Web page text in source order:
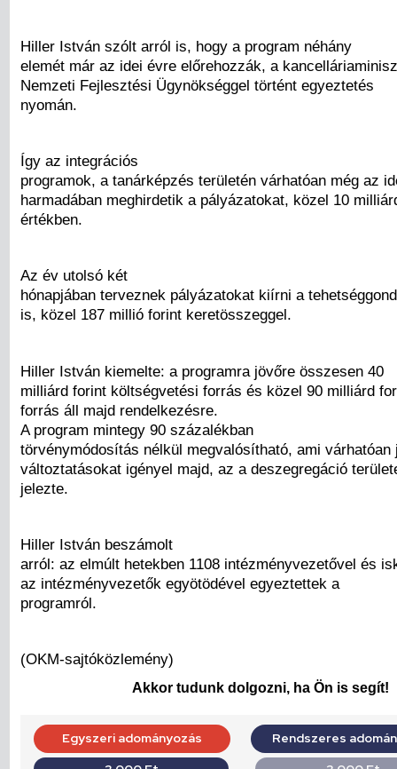
Hiller István szólt arról is, hogy a program néhány
elemét már az idei évre előrehozzák, a
Nemzeti Fejlesztési Ügynökséggel történt egyeztetés
nyomán.
Így az integrációs
programok, a tanárképzés területén várhatóan még az
harmadában meghirdetik a pályázatokat, közel 10
értékben.
Az év utolsó két
hónapjában terveznek pályázatokat kiírni a
is, közel 187 millió forint keretösszeggel.
Hiller István kiemelte: a programra jövőre összesen 40
milliárd forint költségvetési forrás és közel 90 milliárd
forrás áll majd rendelkezésre.
A program mintegy 90 százalékban
törvénymódosítás nélkül megvalósítható, ami várhatóan
változtatásokat igényel majd, az a deszegregáció
jelezte.
Hiller István beszámolt
arról: az elmúlt hetekben 1108 intézményvezetővel és
az intézményvezetők egyötödével egyeztettek a
programról.
(OKM-sajtóközlemény)
Akkor tudunk dolgozni, ha Ön is segít!